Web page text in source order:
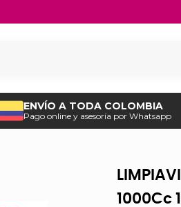
ENVÍO A TODA COLOMBIA
Pago online y asesoría por Whatsapp
1000Cc